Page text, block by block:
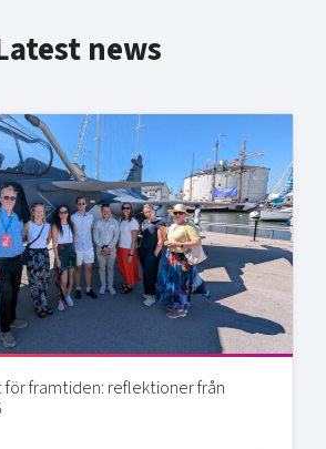
news
för framtiden: reflektioner från